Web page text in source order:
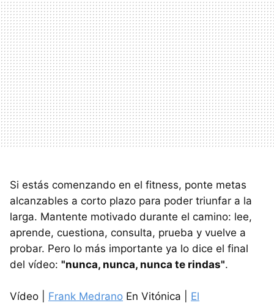
Si estás comenzando en el fitness, ponte metas
alcanzables a corto plazo para poder triunfar a la
larga. Mantente motivado durante el camino: lee,
aprende, cuestiona, consulta, prueba y vuelve a
probar. Pero lo más importante ya lo dice el final
del vídeo: "nunca, nunca, nunca te rindas".
Vídeo | Frank Medrano En Vitónica | El